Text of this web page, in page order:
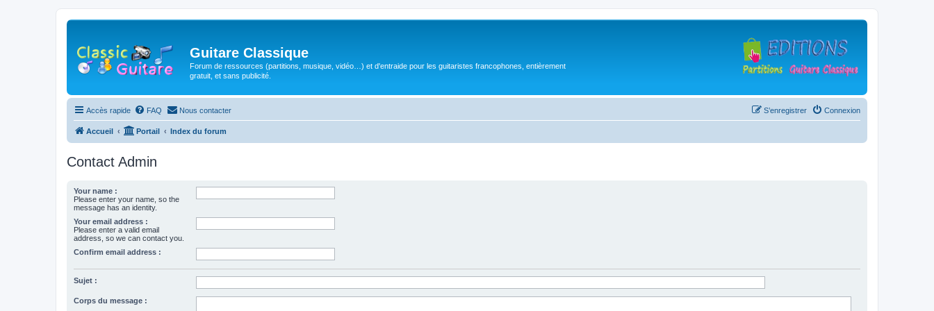
Guitare Classique
Forum de ressources (partitions, musique, vidéo…) et d'entraide pour les guitaristes francophones, entièrement
gratuit, et sans publicité.
Accès rapide FAQ Nous contacter Connexion
S’enregistrer
Accueil Portail Index du forum
Contact Admin
Your name :
Please enter your name, so the
message has an identity.
Your email address :
Please enter a valid email
address, so we can contact you.
Confirm email address :
Sujet :
Corps du message :